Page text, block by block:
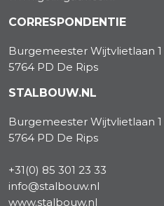
CORRESPONDENTIE
Burgemeester Wijtvlietlaan 1
5764 PD De Rips
STALBOUW.NL
Burgemeester Wijtvlietlaan 1
5764 PD De Rips
+31(0) 85 301 23 33
info@stalbouw.nl
www.stalbouw.nl